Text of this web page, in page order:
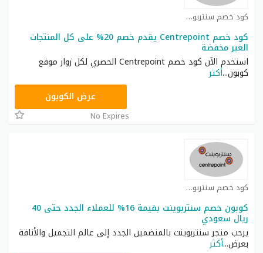
كود خصم سنتربوينت كوبون
كود خصم Centrepoint يقدم خصم 20% على كل المنتجات
الغير مخفضة
استخدم الآن كود خصم Centrepoint الحصري لكل زوار موقع
كوبون...أكثر
عرض الكوبون
No Expires
كود خصم سنتربوينت كوبون
كوبون خصم سنتربوينت بقيمة 16% للعملاء الجدد حتى 40
ريال سعودي
يرحب متجر سنتربوينت بالمنضمين الجدد إلى عالم التجميل والأناقة
بعرض...أكثر